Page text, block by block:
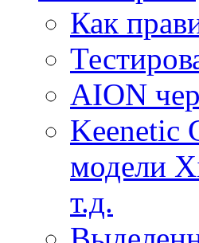
Как
AION
Keenetic
модели
т.д.